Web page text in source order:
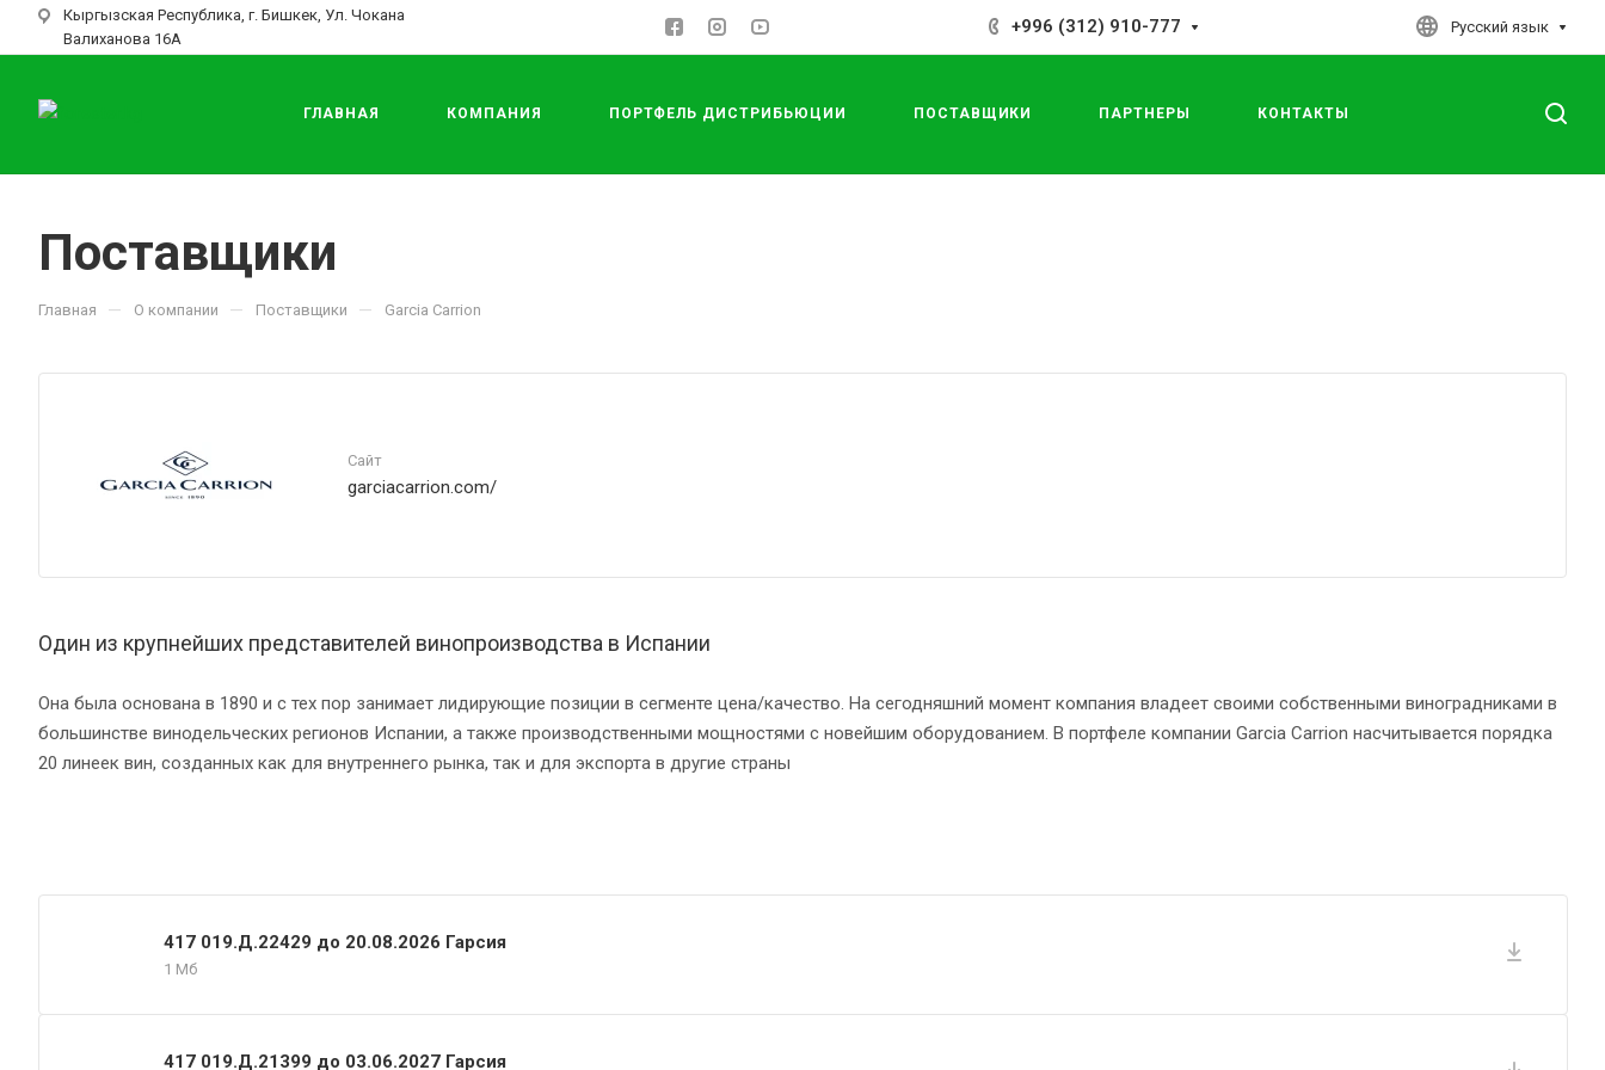
Кыргызская Республика, г. Бишкек, Ул. Чокана
Валиханова 16А
+996 (312) 910-777 Русский язык
ГЛАВНАЯ КОМПАНИЯ ПОРТФЕЛЬ ДИСТРИБЬЮЦИИ ПОСТАВЩИКИ ПАРТНЕРЫ КОНТАКТЫ
Поставщики
Главная — О компании — Поставщики — Garcia Carrion
Сайт
garciacarrion.com/
Один из крупнейших представителей винопроизводства в Испании
Она была основана в 1890 и с тех пор занимает лидирующие позиции в сегменте цена/качество. На сегодняшний момент компания владеет своими собственными виноградниками в
большинстве винодельческих регионов Испании, а также производственными мощностями с новейшим оборудованием. В портфеле компании Garcia Carrion насчитывается порядка
20 линеек вин, созданных как для внутреннего рынка, так и для экспорта в другие страны
417 019.Д.22429 до 20.08.2026 Гарсия
1 Мб
417 019.Д.21399 до 03.06.2027 Гарсия